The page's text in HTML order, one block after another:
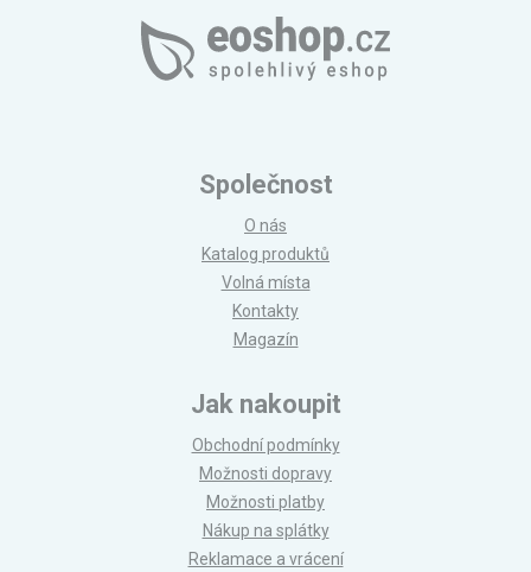
Společnost
O nás
Katalog produktů
Volná místa
Kontakty
Magazín
Jak nakoupit
Obchodní podmínky
Možnosti dopravy
Možnosti platby
Nákup na splátky
Reklamace a vrácení